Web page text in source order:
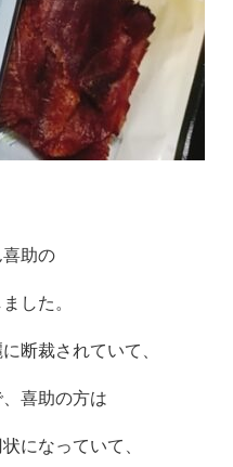
助の
した。
断裁されていて、
喜助の方は
になっていて、